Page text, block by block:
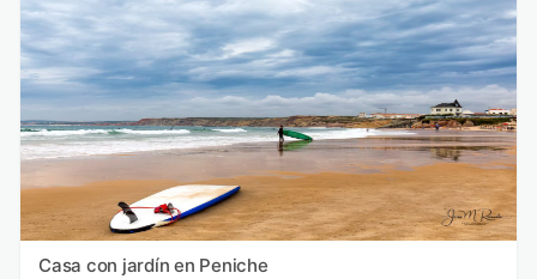
Casa con jardín en Peniche